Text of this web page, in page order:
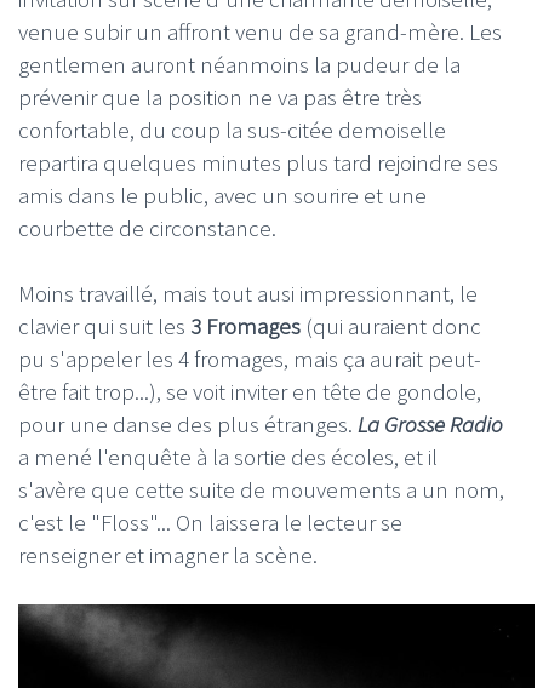
venue subir un affront venu de sa grand-mère. Les
gentlemen auront néanmoins la pudeur de la
prévenir que la position ne va pas être très
confortable, du coup la sus-citée demoiselle
repartira quelques minutes plus tard rejoindre ses
amis dans le public, avec un sourire et une
courbette de circonstance.
Moins travaillé, mais tout ausi impressionnant, le
clavier qui suit les 3 Fromages (qui auraient donc
pu s'appeler les 4 fromages, mais ça aurait peut-
être fait trop...), se voit inviter en tête de gondole,
pour une danse des plus étranges. La Grosse Radio
a mené l'enquête à la sortie des écoles, et il
s'avère que cette suite de mouvements a un nom,
c'est le "Floss"... On laissera le lecteur se
renseigner et imagner la scène.